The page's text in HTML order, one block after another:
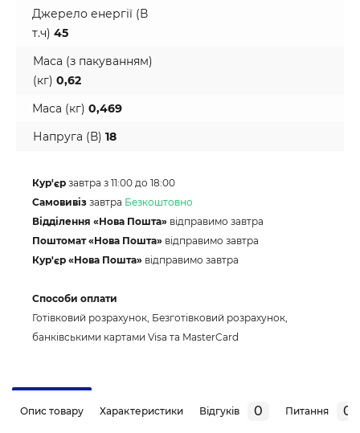
Джерело енергії (В
т.ч) 45
Маса (з пакуванням)
(кг) 0,62
Маса (кг) 0,469
Напруга (В) 18
Кур'єр завтра з 11:00 до 18:00
Самовивіз завтра Безкоштовно
Відділення «Нова Пошта» відправимо завтра
Поштомат «Нова Пошта» відправимо завтра
Кур'єр «Нова Пошта» відправимо завтра
Способи оплати
Готівковий розрахунок, Безготівковий розрахунок,
банківськими картами Visa та MasterCard
Опис товару Характеристики Відгуків 0 Питання 0